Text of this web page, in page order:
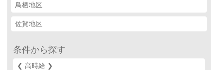
鳥栖地区
佐賀地区
条件から探す
❮ 高時給 ❯‎